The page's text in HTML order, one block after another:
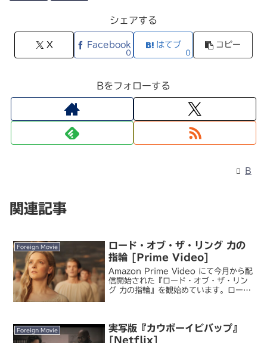
シェアする
X Facebook
0
はてブ
0
コピー
Bをフォローする
B
関連記事
Foreign Movie
ロード・オブ・ザ・リング 力の
指輪 [Prime Video]
Amazon Prime Video にて今月から配
信開始された『ロード・オブ・ザ・リン
グ 力の指輪』を観始めています。ロー
『ホビッ...
Foreign Movie
実写版『カウボーイビバップ』
[Netflix]